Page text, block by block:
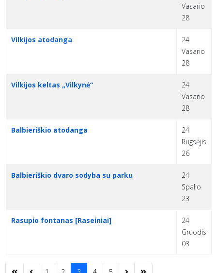
Vasario
28
Vilkijos atodanga
24
Vasario
28
Vilkijos keltas „Vilkynė“
24
Vasario
28
Balbieriškio atodanga
24
Rugsėjis
26
Balbieriškio dvaro sodyba su parku
24
Spalio
23
Rasupio fontanas [Raseiniai]
24
Gruodis
03